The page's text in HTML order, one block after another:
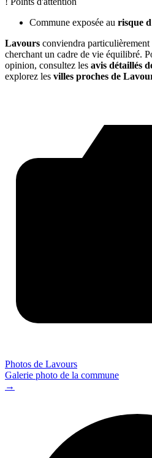
Commune exposée au risque
Lavours conviendra
cherchant un cadre de vie équilibré.
opinion, consultez les avis détaillés
explorez les villes proches de
Photos de Lavours
Galerie photo de la commune
→